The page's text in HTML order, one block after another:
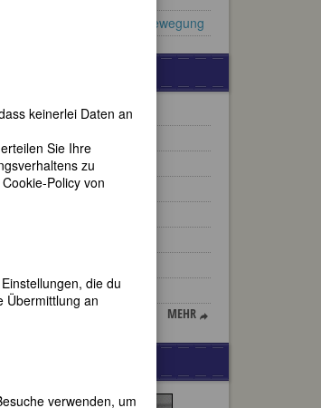
Pionierinnen der Frauenbewegung
Alma M. Karlin
Nadeschda Mandelstam
Marta Astfalck-Vietz
Emilie Gourd
MEHR
keinerlei Daten an
Sie Ihre
zu
Policy von
die du
Übermittlung an
verwenden, um